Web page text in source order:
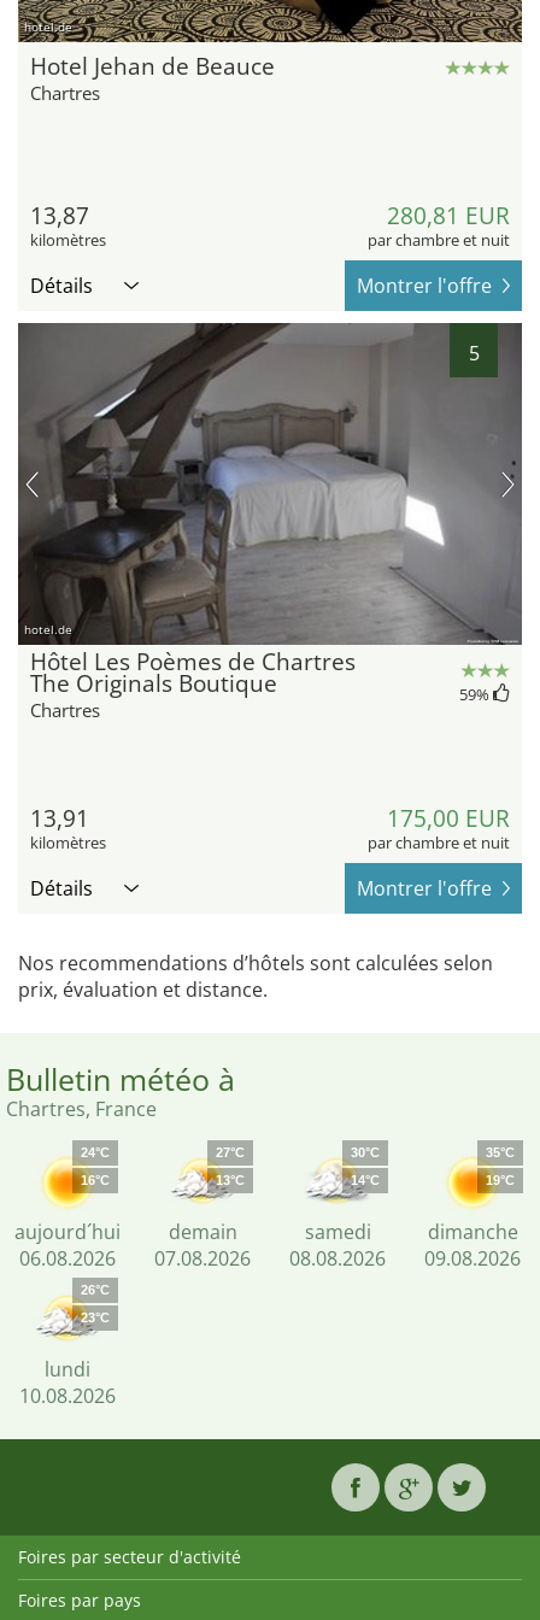
hotel.de
Hotel Jehan de Beauce
Chartres
13,87
kilomètres
280,81 EUR
par chambre et nuit
Détails Montrer l'offre
5
hotel.de
Hôtel Les Poèmes de Chartres
The Originals Boutique
Chartres
59%
13,91
kilomètres
175,00 EUR
par chambre et nuit
Détails Montrer l'offre
Nos recommendations d’hôtels sont calculées selon
prix, évaluation et distance.
Bulletin météo à
Chartres, France
24°C
16°C
aujourd´hui
06.08.2026
27°C
13°C
demain
07.08.2026
30°C
14°C
samedi
08.08.2026
35°C
19°C
dimanche
09.08.2026
26°C
23°C
lundi
10.08.2026
Foires par secteur d'activité
Foires par pays